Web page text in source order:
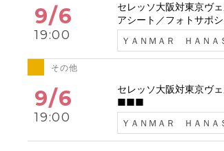
9/6
19:00
セレッソ大阪対東京ヴ
アシート／フォトサポ
ＹＡＮＭＡＲ ＨＡＮＡ
その他
9/6
19:00
セレッソ大阪対東京ヴ
■■■
ＹＡＮＭＡＲ ＨＡＮＡ